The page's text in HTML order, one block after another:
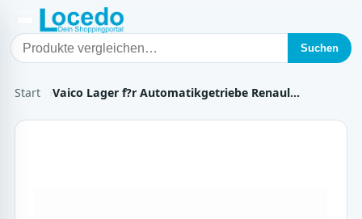
Suchen
Start Vaico Lager f?r Automatikgetriebe Renaul…